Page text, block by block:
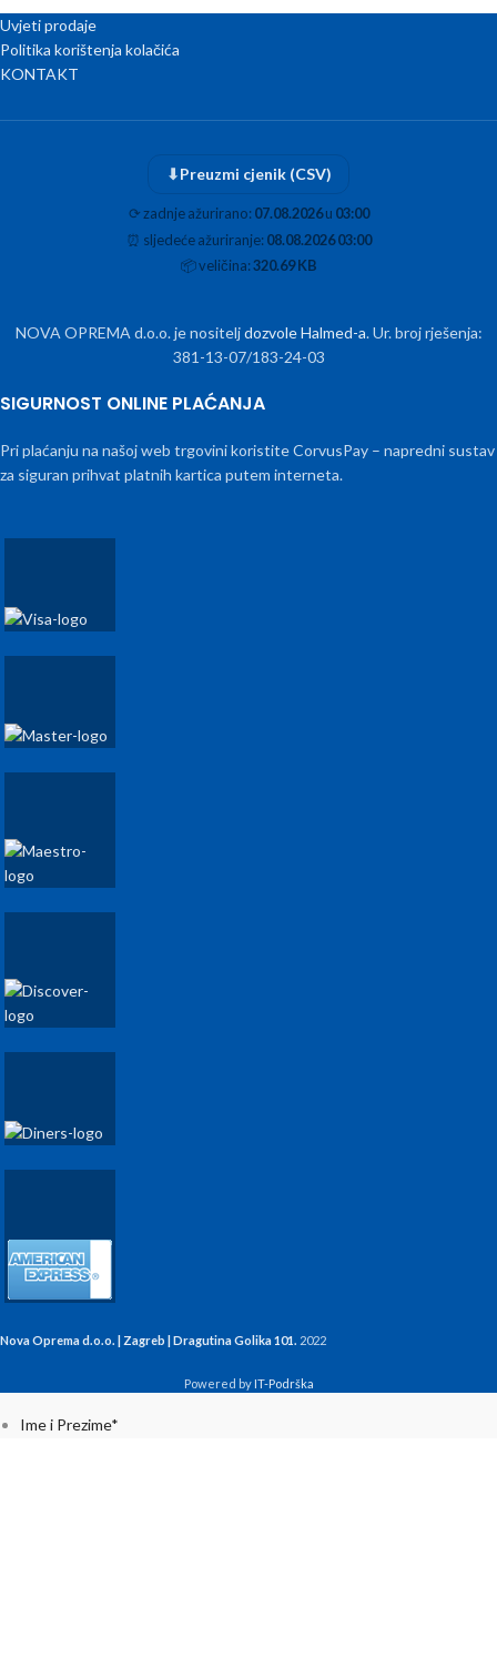
Uvjeti prodaje
Politika korištenja kolačića
KONTAKT
⬇Preuzmi cjenik (CSV)
⟳zadnje ažurirano:07.08.2026u 03:00
⏰ sljedeće ažuriranje:08.08.2026 03:00
📦veličina:320.69 KB
NOVA OPREMA d.o.o. je nositeljdozvole Halmed-a. Ur. broj rješenja:
381-13-07/183-24-03
SIGURNOST ONLINE PLAĆANJA
Pri plaćanju na našoj web trgovini koristite CorvusPay – napredni sustav
za siguran prihvat platnih kartica putem interneta.
Nova Oprema d.o.o. | Zagreb | Dragutina Golika 101. 2022
Powered byIT-Podrška
Ime i Prezime*